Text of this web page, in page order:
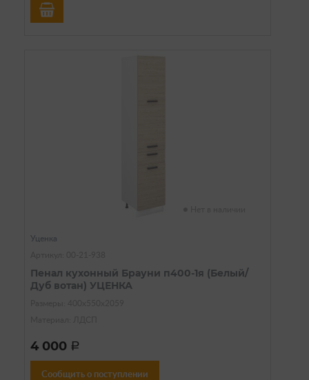
Уценка
Пенал кухонный Брауни п400-1я (Белый/
Дуб вотан) УЦЕНКА
4 000 a
Сообщить о поступлении